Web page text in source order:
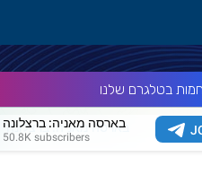
בטלגרם שלנו